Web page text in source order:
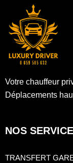
Votre chauffeur
Déplacements
NOS
TRANSFERT